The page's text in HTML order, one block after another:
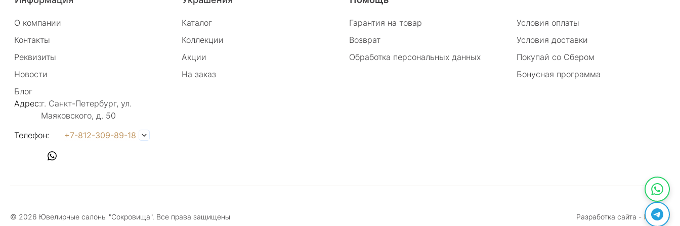
Метро: Спортивная, Чкаловская, Петроградская
Телефон
Email:info@sokrov.shop
Московский пр., 166
Email :info@sokrov.shop
О компании
Контакты
Реквизиты
Новости
Блог
Каталог
Коллекции
Акции
На заказ
Гарантия на товар
Возврат
Обработка персональных данных
Условия оплаты
Условия доставки
Покупай со Сбером
Бонусная программа
Адрес:г. Санкт-Петербург, ул.
Маяковского, д. 50
Телефон:
+7-812-309-89-18
© 2026 Ювелирные салоны "Сокровища". Все права защищены Разработка сайта - Инмако